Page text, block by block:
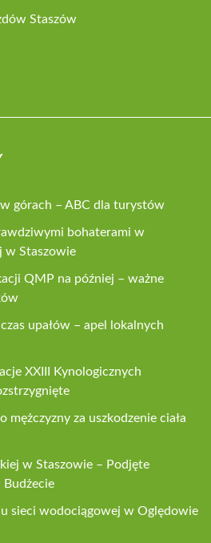
Staszów
górach – ABC dla turystów
bohaterami w
w Staszowie
QMP na później – ważne
upałów – apel lokalnych
XXIII Kynologicznych
mężczyzny za uszkodzenie ciała
w Staszowie – Podjęte
Budżecie
sieci wodociągowej w Oględowie